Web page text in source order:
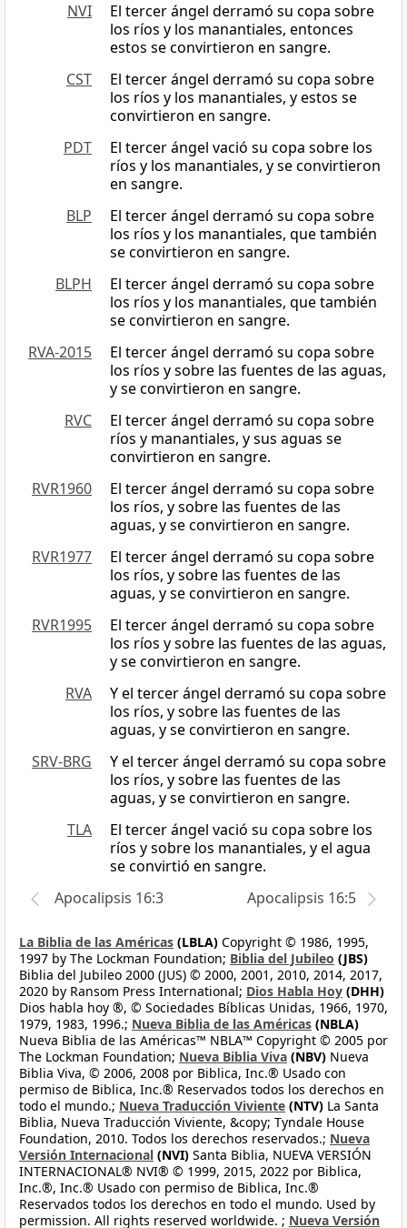
NVI
El tercer ángel derramó su copa sobre
los ríos y los manantiales, entonces
estos se convirtieron en sangre.
CST
El tercer ángel derramó su copa sobre
los ríos y los manantiales, y estos se
convirtieron en sangre.
PDT
El tercer ángel vació su copa sobre los
ríos y los manantiales, y se convirtieron
en sangre.
BLP
El tercer ángel derramó su copa sobre
los ríos y los manantiales, que también
se convirtieron en sangre.
BLPH
El tercer ángel derramó su copa sobre
los ríos y los manantiales, que también
se convirtieron en sangre.
RVA-2015
El tercer ángel derramó su copa sobre
los ríos y sobre las fuentes de las aguas,
y se convirtieron en sangre.
RVC
El tercer ángel derramó su copa sobre
ríos y manantiales, y sus aguas se
convirtieron en sangre.
RVR1960
El tercer ángel derramó su copa sobre
los ríos, y sobre las fuentes de las
aguas, y se convirtieron en sangre.
RVR1977
El tercer ángel derramó su copa sobre
los ríos, y sobre las fuentes de las
aguas, y se convirtieron en sangre.
RVR1995
El tercer ángel derramó su copa sobre
los ríos y sobre las fuentes de las aguas,
y se convirtieron en sangre.
RVA
Y el tercer ángel derramó su copa sobre
los ríos, y sobre las fuentes de las
aguas, y se convirtieron en sangre.
SRV-BRG
Y el tercer ángel derramó su copa sobre
los ríos, y sobre las fuentes de las
aguas, y se convirtieron en sangre.
TLA
El tercer ángel vació su copa sobre los
ríos y sobre los manantiales, y el agua
se convirtió en sangre.
Apocalipsis 16:3
Apocalipsis 16:5
La Biblia de las Américas (LBLA) Copyright © 1986, 1995,
1997 by The Lockman Foundation; Biblia del Jubileo (JBS)
Biblia del Jubileo 2000 (JUS) © 2000, 2001, 2010, 2014, 2017,
2020 by Ransom Press International; Dios Habla Hoy (DHH)
Dios habla hoy ®, © Sociedades Bíblicas Unidas, 1966, 1970,
1979, 1983, 1996.; Nueva Biblia de las Américas (NBLA)
Nueva Biblia de las Américas™ NBLA™ Copyright © 2005 por
The Lockman Foundation; Nueva Biblia Viva (NBV) Nueva
Biblia Viva, © 2006, 2008 por Biblica, Inc.® Usado con
permiso de Biblica, Inc.® Reservados todos los derechos en
todo el mundo.; Nueva Traducción Viviente (NTV) La Santa
Biblia, Nueva Traducción Viviente, &copy; Tyndale House
Foundation, 2010. Todos los derechos reservados.; Nueva
Versión Internacional (NVI) Santa Biblia, NUEVA VERSIÓN
INTERNACIONAL® NVI® © 1999, 2015, 2022 por Biblica,
Inc.®, Inc.® Usado con permiso de Biblica, Inc.®
Reservados todos los derechos en todo el mundo. Used by
permission. All rights reserved worldwide. ; Nueva Versión